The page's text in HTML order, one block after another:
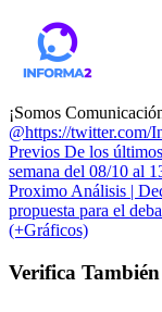
¡Somos
@https://twitter.com/
Previos De los
semana del 08/10 al
Proximo Análisis |
propuesta para el
(+Gráficos)
Verifica También